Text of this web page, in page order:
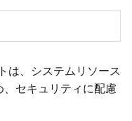
は、システムリソース
セキュリティに配慮